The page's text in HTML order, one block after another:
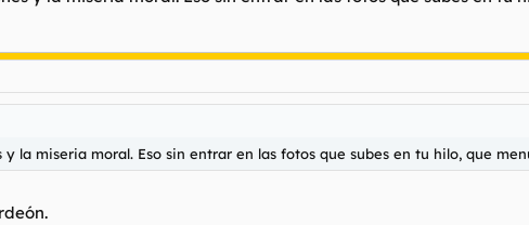
la miseria moral. Eso sin entrar en las fotos que subes en tu hilo, que